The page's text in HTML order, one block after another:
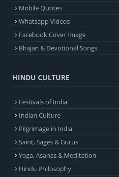
Mobile Quotes
Whatsapp Videos
Facebook Cover Image
Bhajan & Devotional Songs
HINDU CULTURE
Festivals of India
Indian Culture
Pilgrimage in India
Saint, Sages & Gurus
Yoga, Asanas & Meditation
Hindu Philosophy